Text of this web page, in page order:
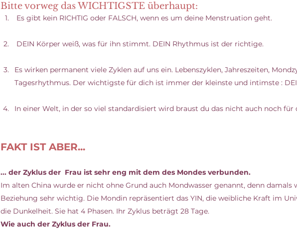
Bitte vorweg das WICHTIGSTE überhaupt:
Es gibt kein RICHTIG oder FALSCH, wenn es um deine Menstruation geht.
DEIN Körper weiß, was für ihn stimmt. DEIN Rhythmus ist der richtige.
Es wirken permanent viele Zyklen auf uns ein. Lebenszyklen, Jahreszeiten,
Tagesrhythmus. Der wichtigste für dich ist immer der kleinste und intimste :
In einer Welt, in der so viel standardisiert wird braust du das nicht auch noch für
FAKT IST ABER...
... der Zyklus der  Frau ist sehr eng mit dem des Mondes verbunden.
Im alten China wurde er nicht ohne Grund auch Mondwasser genannt, denn damals
Beziehung sehr wichtig. Die Mondin repräsentiert das YIN, die weibliche Kraft im
die Dunkelheit. Sie hat 4 Phasen. Ihr Zyklus beträgt 28 Tage.
Wie auch der Zyklus der Frau.